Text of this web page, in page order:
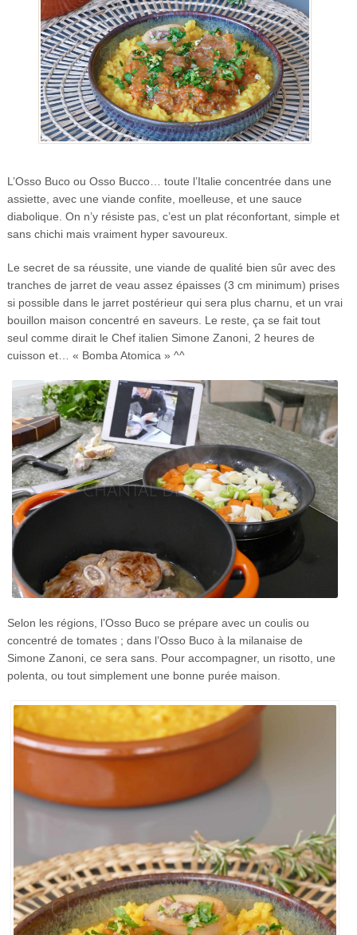
L’Osso Buco ou Osso Bucco… toute l’Italie concentrée dans une
assiette, avec une viande confite, moelleuse, et une sauce
diabolique. On n’y résiste pas, c’est un plat réconfortant, simple et
sans chichi mais vraiment hyper savoureux.
Le secret de sa réussite, une viande de qualité bien sûr avec des
tranches de jarret de veau assez épaisses (3 cm minimum) prises
si possible dans le jarret postérieur qui sera plus charnu, et un vrai
bouillon maison concentré en saveurs. Le reste, ça se fait tout
seul comme dirait le Chef italien Simone Zanoni, 2 heures de
cuisson et… « Bomba Atomica » ^^
Selon les régions, l’Osso Buco se prépare avec un coulis ou
concentré de tomates ; dans l’Osso Buco à la milanaise de
Simone Zanoni, ce sera sans. Pour accompagner, un risotto, une
polenta, ou tout simplement une bonne purée maison.